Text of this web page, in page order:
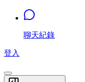
聊天紀錄
登入